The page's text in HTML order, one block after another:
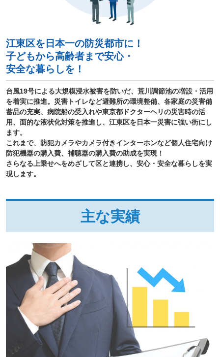
江東区を日本一の防災都市に！
子どもから高齢者まで安心・
安全な暮らしを！
台風19号による大規模浸水被害を防いだ、荒川調節池の増設・活用
を着実に推進。災害トイレなど避難所の環境整備、各家庭の災害備
蓄品の充実、病院船の受入れや東京都ドクターヘリの災害時の活
用、面的な液状化対策を推進し、江東区を日本一災害に強い街にし
ます。
これまで、防犯カメラやカメラ付きインターホンなど個人住宅向け
防犯機器の購入費、補聴器の購入費の助成を実現！
さらなる上乗せへをめざして区と連携し、安心・安全な暮らしを実
現します。
主な実績